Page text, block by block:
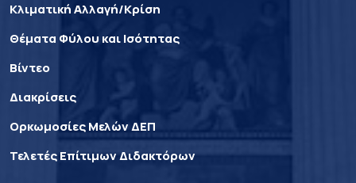
Κλιματική Αλλαγή/Κρίση
Θέματα Φύλου και Ισότητας
Βίντεο
Διακρίσεις
Ορκωμοσίες Μελών ΔΕΠ
Τελετές Επίτιμων Διδακτόρων